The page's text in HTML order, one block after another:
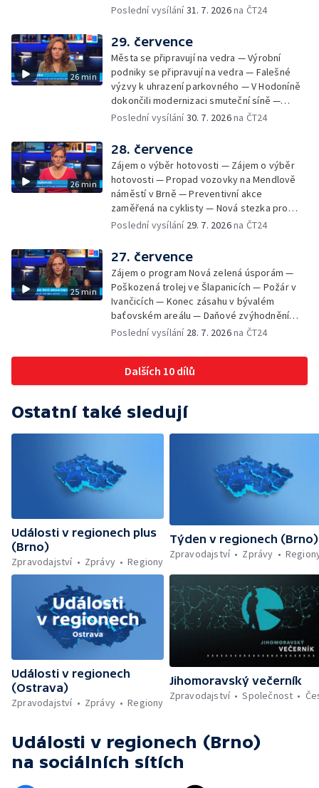
Spor o lokalitu lesa v Rožnově pod
organismus — Kybernetický incident na
Masarykově univerzitě — Slavnostní
vyřazení absolventů Univerzity obran —
Letní kurzy umění pro mladé — Mobilní
kurníky pomáhají na poli
Poslední vysílání31. 7. 2026na ČT24
26 min
29. července
Města se připravují na vedra — Výrobní
podniky se připravují na vedra — Falešné
výzvy k uhrazení parkovného — V Hodoníně
dokončili modernizaci smuteční síně —
Chybějící toalety u dětských hřišť —
bývalého nákupního domu Letná — Končí 52.
ročník Letní filmové školy — 3. ročník
komunitní akce Stůl ve středu — Cesta na
podporu paliativní péče
Poslední vysílání30. 7. 2026na ČT24
26 min
28. července
Zájem o výběr hotovosti — Zájem o výběr
hotovosti — Propad vozovky na Mendlově
náměstí v Brně — Preventivní akce
zaměřená na cyklisty — Nová stezka pro
cyklisty na Zlínsku — Letecká linka mezi
pozorovat zatmění Slunce — Den AČFK na
Letní filmové škole — Milan Uhde slaví 90 let
— Rekonstrukce vojenského srubu
Poslední vysílání 29. 7. 2026na ČT24
25 min
27. července
Zájem o program Nová zelená úsporám —
Poškozená trolej ve Šlapanicích — Požár v
Ivančicích — Konec zásahu v bývalém
baťovském areálu — Daňové zvýhodnění
vína — Výhružky na magistrátu v Olomouci —
Brněnské týmy v první fotbalové lize —
Chystaná rekonstrukce bývalé věznice —
Nový seriál pro děti
Poslední vysílání 28. 7. 2026na ČT24
Dalších 10 dílů
Ostatní také sledují
Události v regionech plus
(Brno)
Zpravodajství
Zprávy Regiony
Týden v regionech (Brno)
Zpravodajství
Zprávy
Události v regionech
(Ostrava)
Zpravodajství
Zprávy Regiony
Jihomoravský večerník
Zpravodajství
Společnost
Události v regionech (Brno)
na sociálních sítích